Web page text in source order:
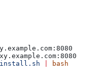
. example . com : 8080
. example . com : 8080
bash